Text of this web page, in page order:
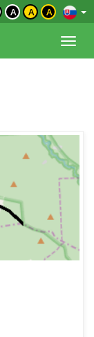
A A A